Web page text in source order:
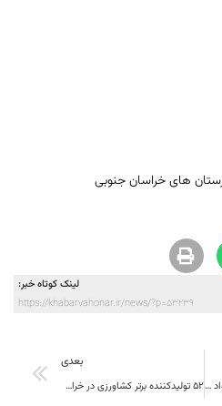
های خراسان جنوبی
لینک کوتاه خبر:
https://khabarvahonar.ir/news/?p=53239
کرونا در کمین دورهمی های خانواد گیست
بعدی
۵۲ تولیدکننده برتر کشاورزی در خراسان جنوبی تجلیل شدند